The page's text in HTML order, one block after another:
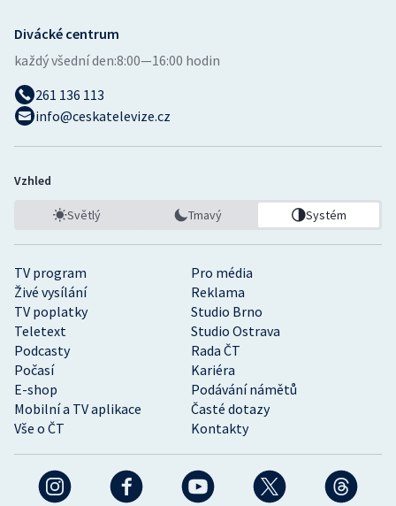
TV program
Pro média
Živé vysílání
Reklama
TV poplatky
Studio Brno
Teletext
Studio Ostrava
Podcasty
Rada ČT
Počasí
Kariéra
E-shop
Podávání námětů
Mobilní a TV aplikace
Časté dotazy
Vše o ČT
Kontakty
Divácké centrum
každý všední den:8:00—16:00 hodin
261 136 113
info@ceskatelevize.cz
Vzhled
Světlý Tmavý Systém